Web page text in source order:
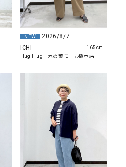
NEW
2026/8/7
ICHI
Hug Hug 木の葉モール橋本店
165cm